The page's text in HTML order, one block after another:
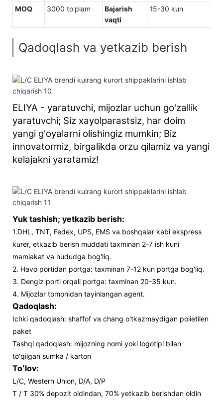
MOQ 3000 to'plam
Bajarish
vaqti
15-30 kun
Qadoqlash va yetkazib berish
ELIYA - yaratuvchi, mijozlar uchun go'zallik
yaratuvchi; Siz xayolparastsiz, har doim
yangi g'oyalarni olishingiz mumkin; Biz
innovatormiz, birgalikda orzu qilamiz va yangi
kelajakni yaratamiz!
Yuk tashish; yetkazib berish:
1.DHL, TNT, Fedex, UPS, EMS va boshqalar kabi ekspress
kurer, etkazib berish muddati taxminan 2-7 ish kuni
mamlakat va hududga bog'liq.
2. Havo portidan portga: taxminan 7-12 kun portga bog'liq.
3. Dengiz porti orqali portga: taxminan 20-35 kun.
4. Mijozlar tomonidan tayinlangan agent.
Qadoqlash:
Ichki qadoqlash: shaffof va chang o'tkazmaydigan polietilen
paket
Tashqi qadoqlash: mijozning nomi yoki logotipi bilan
to'qilgan sumka / karton
Toʻlov:
L/C, Western Union, D/A, D/P
T / T 30% depozit oldindan, 70% yetkazib berishdan oldin